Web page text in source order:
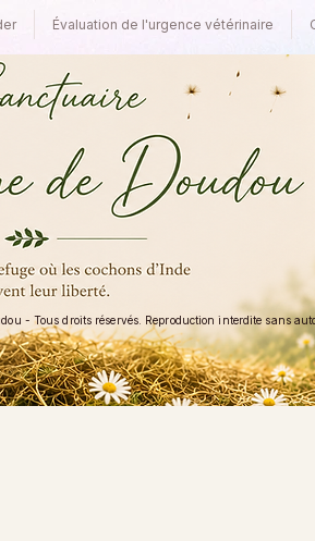
Évaluation de l'urgence vétérinaire
- Tous droits réservés. Reproduction interdite sans